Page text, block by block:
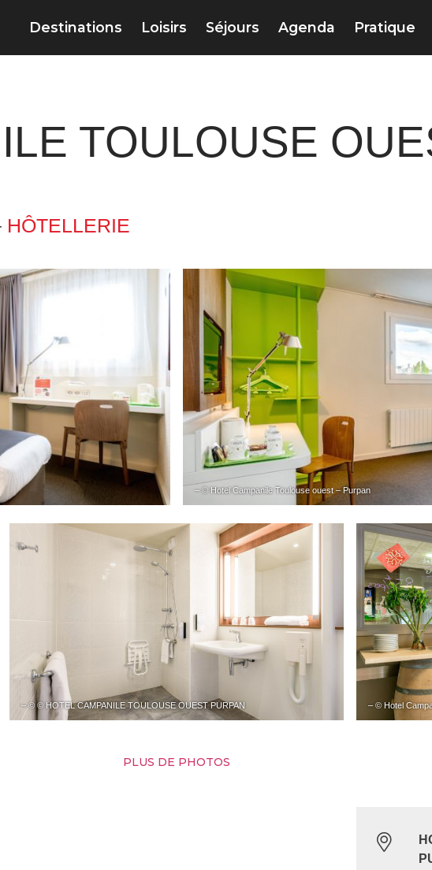
Destinations Loisirs Séjours Agenda Pratique
TOULOUSE
HÔTELLERIE
– © Hotel Campanile Toulouse ouest – Purpan
– © © HOTEL CAMPANILE TOULOUSE OUEST PURPAN – © Hotel
PLUS DE PHOTOS